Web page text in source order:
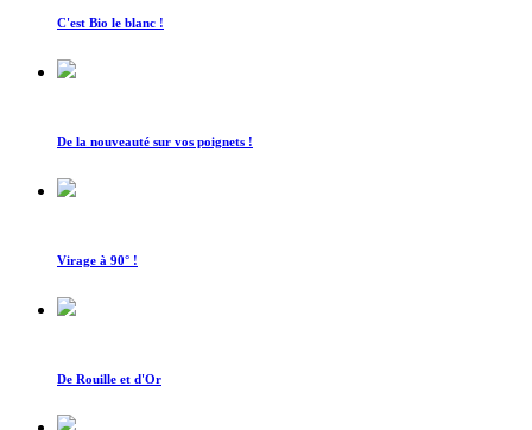
C'est Bio le blanc !
De la nouveauté sur vos poignets !
Virage à 90° !
De Rouille et d'Or